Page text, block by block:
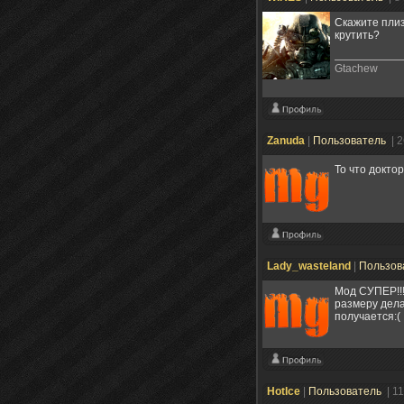
Скажите
крутить?
Gtachew
Zanuda Пользователь |
То что
Lady_wasteland
Мод
размеру
получается:(
HotIce Пользователь
|